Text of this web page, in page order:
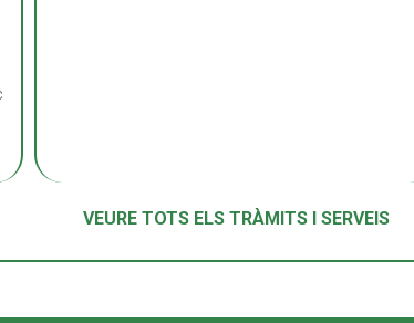
VEURE TOTS ELS TRÀMITS I SERVEIS